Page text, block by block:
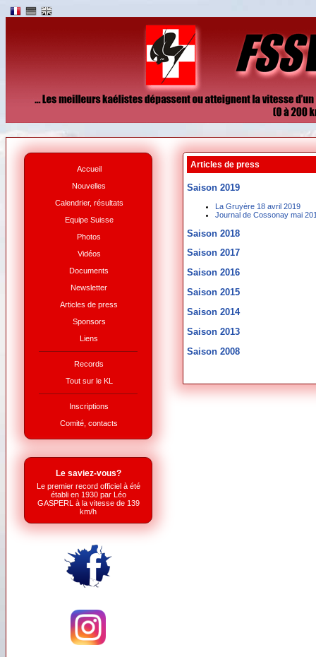
Accueil
Nouvelles
Calendrier, résultats
Equipe Suisse
Photos
Vidéos
Documents
Newsletter
Articles de press
Sponsors
Liens
Records
Tout sur le KL
Inscriptions
Comité, contacts
Le saviez-vous?
Le premier record officiel à été
établi en 1930 par Léo
GASPERL à la vitesse de 139
km/h
Articles de press
Saison 2019
La Gruyère 18 avril 2019
Journal de Cossonay mai
Saison 2018
Saison 2017
Saison 2016
Saison 2015
Saison 2014
Saison 2013
Saison 2008